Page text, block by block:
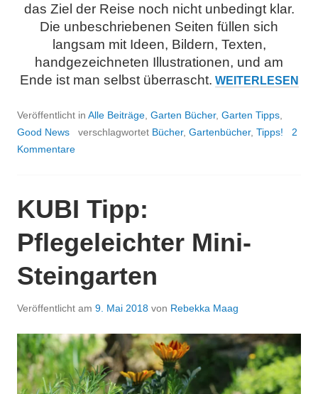
das Ziel der Reise noch nicht unbedingt klar.
Die unbeschriebenen Seiten füllen sich
langsam mit Ideen, Bildern, Texten,
handgezeichneten Illustrationen, und am
Ende ist man selbst überrascht. UNSER
BUCH
„KEIN
WEITERLESEN
Veröffentlicht in Alle Beiträge Garten Bücher, Garten Tipps
Good News
verschlagwortet Bücher, Gartenbücher, Tipps!
2
Kommentare
KUBI Tipp:
Pflegeleichter Mini-
Steingarten
Veröffentlicht am 9. Mai 2018 von Rebekka Maag